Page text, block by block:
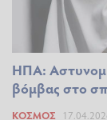
ΗΠΑ:
βόμβας στο
ΚΌΣΜΟΣ